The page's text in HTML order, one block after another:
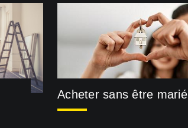
Acheter sans être marié